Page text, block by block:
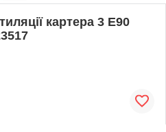
картера 3 E90